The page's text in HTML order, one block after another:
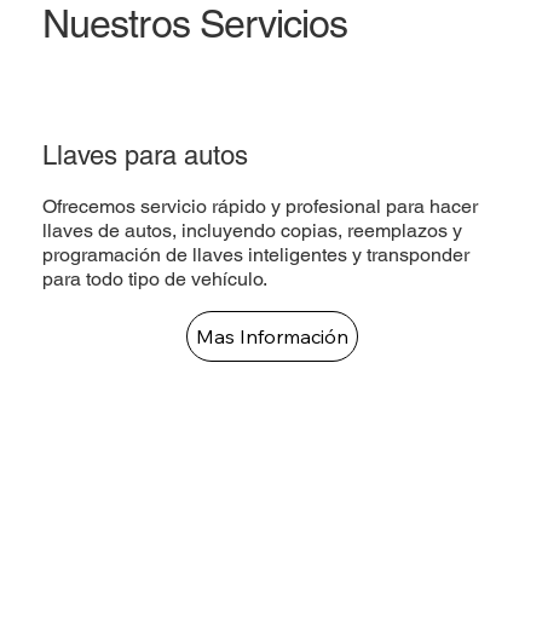
Nuestros Servicios
Llaves para autos
Ofrecemos servicio rápido y profesional para hacer
llaves de autos, incluyendo copias, reemplazos y
programación de llaves inteligentes y transponder
para todo tipo de vehículo.
Mas Información